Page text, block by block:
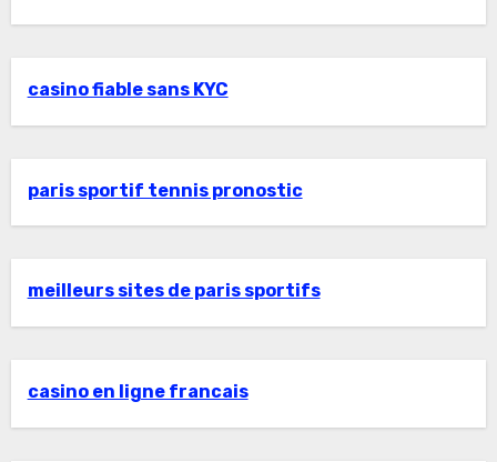
casino fiable sans KYC
paris sportif tennis pronostic
meilleurs sites de paris sportifs
casino en ligne francais